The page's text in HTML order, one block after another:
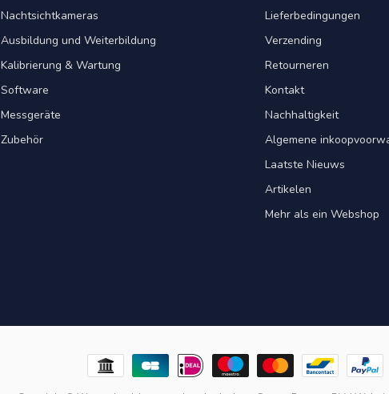
Nachtsichtkameras
Ausbildung und Weiterbildung
Kalibrierung & Wartung
Software
Messgeräte
Zubehör
Lieferbedingungen
Verzending
Retourneren
Kontakt
Nachhaltigkeit
Algemene
Laatste Nieuws
Artikelen
Mehr als ein Webshop